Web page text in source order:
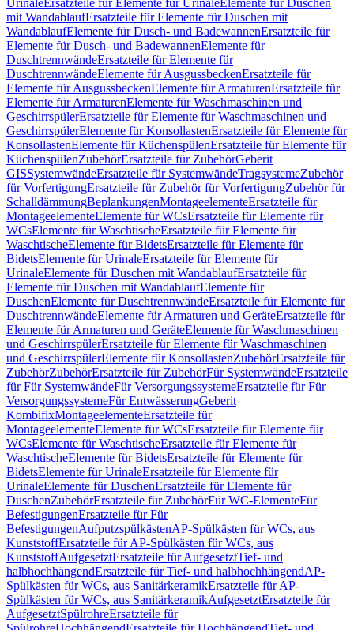
UrinaleErsatzteile für Elemente für UrinaleElemente für Duschen
mit WandablaufErsatzteile für Elemente für Duschen mit
WandablaufElemente für Dusch- und BadewannenErsatzteile für
Elemente für Dusch- und BadewannenElemente für
DuschtrennwändeErsatzteile für Elemente für
DuschtrennwändeElemente für AusgussbeckenErsatzteile für
Elemente für AusgussbeckenElemente für ArmaturenErsatzteile für
Elemente für ArmaturenElemente für Waschmaschinen und
GeschirrspülerErsatzteile für Elemente für Waschmaschinen und
GeschirrspülerElemente für KonsollastenErsatzteile für Elemente für
KonsollastenElemente für KüchenspülenErsatzteile für Elemente für
KüchenspülenZubehörErsatzteile für ZubehörGeberit
GISSystemwändeErsatzteile für SystemwändeTragsystemeZubehör
für VorfertigungErsatzteile für Zubehör für VorfertigungZubehör für
SchalldämmungBeplankungenMontageelementeErsatzteile für
MontageelementeElemente für WCsErsatzteile für Elemente für
WCsElemente für WaschtischeErsatzteile für Elemente für
WaschtischeElemente für BidetsErsatzteile für Elemente für
BidetsElemente für UrinaleErsatzteile für Elemente für
UrinaleElemente für Duschen mit WandablaufErsatzteile für
Elemente für Duschen mit WandablaufElemente für
DuschenElemente für DuschtrennwändeErsatzteile für Elemente für
DuschtrennwändeElemente für Armaturen und GeräteErsatzteile für
Elemente für Armaturen und GeräteElemente für Waschmaschinen
und GeschirrspülerErsatzteile für Elemente für Waschmaschinen
und GeschirrspülerElemente für KonsollastenZubehörErsatzteile für
ZubehörZubehörErsatzteile für ZubehörFür SystemwändeErsatzteile
für Für SystemwändeFür VersorgungssystemeErsatzteile für Für
VersorgungssystemeFür EntwässerungGeberit
KombifixMontageelementeErsatzteile für
MontageelementeElemente für WCsErsatzteile für Elemente für
WCsElemente für WaschtischeErsatzteile für Elemente für
WaschtischeElemente für BidetsErsatzteile für Elemente für
BidetsElemente für UrinaleErsatzteile für Elemente für
UrinaleElemente für DuschenErsatzteile für Elemente für
DuschenZubehörErsatzteile für ZubehörFür WC-ElementeFür
BefestigungenErsatzteile für Für
BefestigungenAufputzspülkästenAP-Spülkästen für WCs, aus
KunststoffErsatzteile für AP-Spülkästen für WCs, aus
KunststoffAufgesetztErsatzteile für AufgesetztTief- und
halbhochhängendErsatzteile für Tief- und halbhochhängendAP-
Spülkästen für WCs, aus SanitärkeramikErsatzteile für AP-
Spülkästen für WCs, aus SanitärkeramikAufgesetztErsatzteile für
AufgesetztSpülrohreErsatzteile für